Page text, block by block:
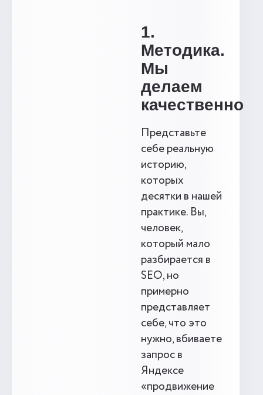
1.
Методика.
Мы
делаем
качественно
Представьте
себе реальную
историю,
которых
десятки в нашей
практике. Вы,
человек,
который мало
разбирается в
SEO, но
примерно
представляет
себе, что это
нужно, вбиваете
запрос в
Яндексе
«продвижение